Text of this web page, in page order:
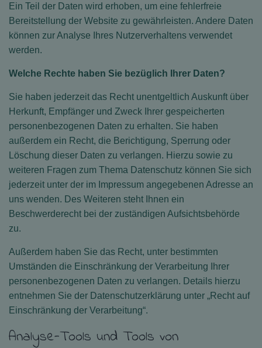
Ein Teil der Daten wird erhoben, um eine fehlerfreie
Bereitstellung der Website zu gewährleisten. Andere Daten
können zur Analyse Ihres Nutzerverhaltens verwendet
werden.
Welche Rechte haben Sie bezüglich Ihrer Daten?
Sie haben jederzeit das Recht unentgeltlich Auskunft über
Herkunft, Empfänger und Zweck Ihrer gespeicherten
personenbezogenen Daten zu erhalten. Sie haben
außerdem ein Recht, die Berichtigung, Sperrung oder
Löschung dieser Daten zu verlangen. Hierzu sowie zu
weiteren Fragen zum Thema Datenschutz können Sie sich
jederzeit unter der im Impressum angegebenen Adresse an
uns wenden. Des Weiteren steht Ihnen ein
Beschwerderecht bei der zuständigen Aufsichtsbehörde
zu.
Außerdem haben Sie das Recht, unter bestimmten
Umständen die Einschränkung der Verarbeitung Ihrer
personenbezogenen Daten zu verlangen. Details hierzu
entnehmen Sie der Datenschutzerklärung unter „Recht auf
Einschränkung der Verarbeitung“.
Analyse-Tools und Tools von